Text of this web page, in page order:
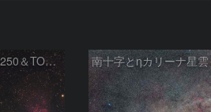
M17散光星雲（μ250＆TOA130） 南十字とηカリーナ星雲